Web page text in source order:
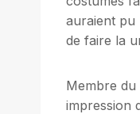
auraient pu
de faire la
Membre du
impression